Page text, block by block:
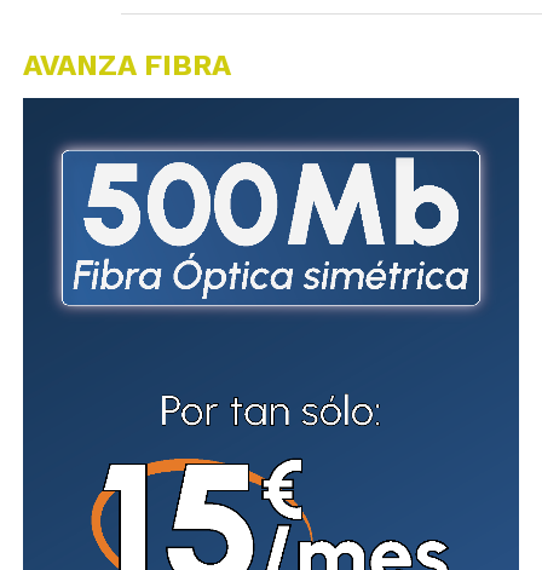
AVANZA FIBRA